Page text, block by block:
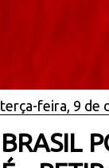
terça-feira, 9 de
BRASIL